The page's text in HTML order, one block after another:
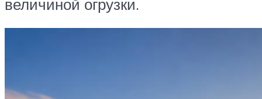
величиной огрузки.